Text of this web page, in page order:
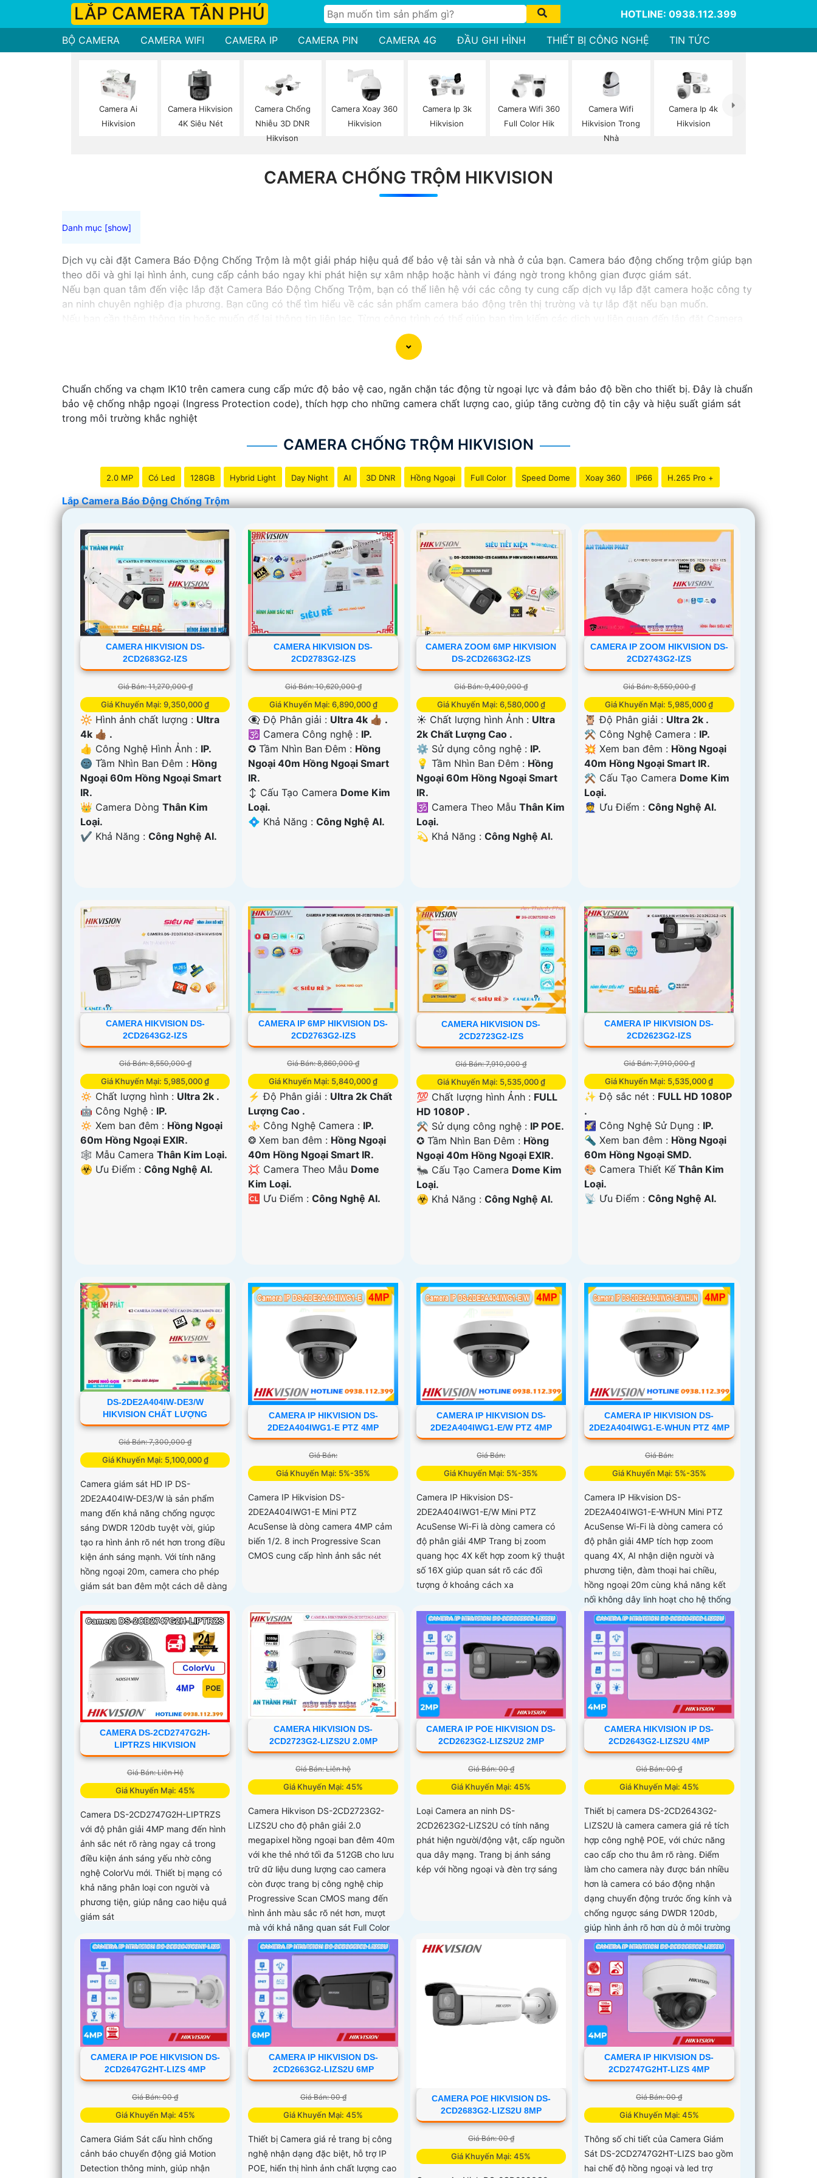
LẮP CAMERA TÂN PHÚ HOTLINE: 0938.112.399
BỘ CAMERA CAMERA WIFI CAMERA IP CAMERA PIN CAMERA 4G ĐẦU GHI HÌNH THIẾT BỊ CÔNG NGHỆ TIN TỨC
Camera Ai
Hikvision
Camera Hikvision
4K Siêu Nét
Camera Chống
Nhiễu 3D DNR
Hikvison
Camera Xoay 360
Hikvision
Camera Ip 3k
Hikvision
Camera Wifi 360
Full Color Hik
Camera Wifi
Hikvision Trong
Nhà
Camera Ip 4k
Hikvision
CAMERA CHỐNG TRỘM HIKVISION
Dịch vụ cài đặt Camera Báo Động Chống Trộm là một giải pháp hiệu quả để bảo vệ tài sản và nhà ở của bạn. Camera báo động chống trộm giúp bạn
theo dõi và ghi lại hình ảnh, cung cấp cảnh báo ngay khi phát hiện sự xâm nhập hoặc hành vi đáng ngờ trong không gian được giám sát.
Nếu bạn quan tâm đến việc lắp đặt Camera Báo Động Chống Trộm, bạn có thể liên hệ với các công ty cung cấp dịch vụ lắp đặt camera hoặc công ty
an ninh chuyên nghiệp địa phương. Bạn cũng có thể tìm hiểu về các sản phẩm camera báo động trên thị trường và tự lắp đặt nếu bạn muốn.
Chuẩn chống va chạm IK10 trên camera cung cấp mức độ bảo vệ cao, ngăn chặn tác động từ ngoại lực và đảm bảo độ bền cho thiết bị. Đây là chuẩn
bảo vệ chống nhập ngoại (Ingress Protection code), thích hợp cho những camera chất lượng cao, giúp tăng cường độ tin cậy và hiệu suất giám sát
trong môi trường khắc nghiệt
CAMERA CHỐNG TRỘM HIKVISION
2.0 MP Có Led 128GB Hybrid Light Day Night AI 3D DNR Hồng Ngoại Full Color Speed Dome Xoay 360 IP66 H.265 Pro +
Lắp Camera Báo Động Chống Trộm
CAMERA HIKVISION DS-
2CD2683G2-IZS
Giá Bán: 11,270,000 ₫
Giá Khuyến Mại: 9,350,000 ₫
🔆 Hình ảnh chất lượng : Ultra
4k 👍🏾 .
👍 Công Nghệ Hình Ảnh : IP.
🌚 Tầm Nhìn Ban Đêm : Hồng
Ngoại 60m Hồng Ngoại Smart
IR.
👑 Camera Dòng Thân Kim
Loại.
️✔️ Khả Năng : Công Nghệ AI.
CAMERA HIKVISION DS-
2CD2783G2-IZS
Giá Bán: 10,620,000 ₫
Giá Khuyến Mại: 6,890,000 ₫
👁️‍🗨 Độ Phân giải : Ultra 4k 👍🏾 .
🕉️ Camera Công nghệ : IP.
✪ Tầm Nhìn Ban Đêm : Hồng
Ngoại 40m Hồng Ngoại Smart
IR.
↕️ Cấu Tạo Camera Dome Kim
Loại.
️💠 Khả Năng :Công Nghệ AI.
CAMERA ZOOM 6MP HIKVISION
DS-2CD2663G2-IZS
Giá Bán: 9,400,000 ₫
Giá Khuyến Mại: 6,580,000 ₫
☀️ Chất lượng hình Ảnh : Ultra
2k Chất Lượng Cao .
⚙ Sử dụng công nghệ : IP.
💡 Tầm Nhìn Ban Đêm : Hồng
Ngoại 60m Hồng Ngoại Smart
IR.
🕉️ Camera Theo Mẫu Thân Kim
Loại.
️💫 Khả Năng : Công Nghệ AI.
CAMERA IP ZOOM HIKVISION DS-
2CD2743G2-IZS
Giá Bán: 8,550,000 ₫
Giá Khuyến Mại: 5,985,000 ₫
🦉 Độ Phân giải : Ultra 2k .
⚒ Công Nghệ Camera : IP.
💥 Xem ban đêm : Hồng Ngoại
40m Hồng Ngoại Smart IR.
⚒ Cấu Tạo Camera Dome Kim
Loại.
️👮 Ưu Điểm :Công Nghệ AI.
CAMERA HIKVISION DS-
2CD2643G2-IZS
Giá Bán: 8,550,000 ₫
Giá Khuyến Mại: 5,985,000 ₫
🔅 Chất lượng hình : Ultra 2k .
🤖️ Công Nghệ : IP.
🔅 Xem ban đêm : Hồng Ngoại
60m Hồng Ngoại EXIR.
🕸️ Mẫu Camera Thân Kim Loại.
️☣️ Ưu Điểm : Công Nghệ AI.
CAMERA IP 6MP HIKVISION DS-
2CD2763G2-IZS
Giá Bán: 8,860,000 ₫
Giá Khuyến Mại: 5,840,000 ₫
️⚡ Độ Phân giải : Ultra 2k Chất
Lượng Cao .
⚜️ Công Nghệ Camera : IP.
❂ Xem ban đêm : Hồng Ngoại
40m Hồng Ngoại Smart IR.
💢 Camera Theo Mẫu Dome
Kim Loại.
️🆑 Ưu Điểm :Công Nghệ AI.
CAMERA HIKVISION DS-
2CD2723G2-IZS
Giá Bán: 7,910,000 ₫
Giá Khuyến Mại: 5,535,000 ₫
💯 Chất lượng hình Ảnh : FULL
HD 1080P .
⚒ Sử dụng công nghệ : IP POE.
✪ Tầm Nhìn Ban Đêm : Hồng
Ngoại 40m Hồng Ngoại EXIR.
🐜 Cấu Tạo Camera Dome Kim
Loại.
️☣️ Khả Năng : Công Nghệ AI.
CAMERA IP HIKVISION DS-
2CD2623G2-IZS
Giá Bán: 7,910,000 ₫
Giá Khuyến Mại: 5,535,000 ₫
✨ Độ sắc nét : FULL HD 1080P
.
🌠 Công Nghệ Sử Dụng : IP.
🔦 Xem ban đêm : Hồng Ngoại
60m Hồng Ngoại SMD.
🎨 Camera Thiết KếThân Kim
Loại.
️📡 Ưu Điểm :Công Nghệ AI.
DS-2DE2A404IW-DE3/W
HIKVISION CHẤT LƯỢNG
Giá Bán: 7,300,000 ₫
Giá Khuyến Mại: 5,100,000 ₫
Camera giám sát HD IP DS-
2DE2A404IW-DE3/W là sản phẩm
mang đến khả năng chống ngược
sáng DWDR 120db tuyệt vời, giúp
tạo ra hình ảnh rõ nét hơn trong điều
kiện ánh sáng mạnh. Với tính năng
hồng ngoại 20m, camera cho phép
giám sát ban đêm một cách dễ dàng
CAMERA IP HIKVISION DS-
2DE2A404IWG1-E PTZ 4MP
Giá Bán:
Giá Khuyến Mại: 5%-35%
Camera IP Hikvision DS-
2DE2A404IWG1-E Mini PTZ
AcuSense là dòng camera 4MP cảm
biến 1/2. 8 inch Progressive Scan
CMOS cung cấp hình ảnh sắc nét
CAMERA IP HIKVISION DS-
2DE2A404IWG1-E/W PTZ 4MP
Giá Bán:
Giá Khuyến Mại: 5%-35%
Camera IP Hikvision DS-
2DE2A404IWG1-E/W Mini PTZ
AcuSense Wi-Fi là dòng camera có
độ phân giải 4MP Trang bị zoom
quang học 4X kết hợp zoom kỹ thuật
số 16X giúp quan sát rõ các đối
tượng ở khoảng cách xa
CAMERA IP HIKVISION DS-
2DE2A404IWG1-E-WHUN PTZ 4MP
Giá Bán:
Giá Khuyến Mại: 5%-35%
Camera IP Hikvision DS-
2DE2A404IWG1-E-WHUN Mini PTZ
AcuSense Wi-Fi là dòng camera có
độ phân giải 4MP tích hợp zoom
quang 4X, AI nhận diện người và
phương tiện, đàm thoại hai chiều,
hồng ngoại 20m cùng khả năng kết
nối không dây linh hoạt cho hệ thống
giám sát hiện đại
CAMERA DS-2CD2747G2H-
LIPTRZS HIKVISION
Giá Bán: Liên Hệ
Giá Khuyến Mại: 45%
Camera DS-2CD2747G2H-LIPTRZS
với độ phân giải 4MP mang đến hình
ảnh sắc nét rõ ràng ngay cả trong
điều kiện ánh sáng yếu nhờ công
nghệ ColorVu mới. Thiết bị mạng có
khả năng phân loại con người và
phương tiện, giúp nâng cao hiệu quả
giám sát
CAMERA HIKVISION DS-
2CD2723G2-LIZS2U 2.0MP
Giá Bán: Liên hệ
Giá Khuyến Mại: 45%
Camera Hikvison DS-2CD2723G2-
LIZS2U cho độ phân giải 2.0
megapixel hồng ngoại ban đêm 40m
với khe thẻ nhớ tối đa 512GB cho lưu
trữ dữ liệu dung lượng cao camera
còn được trang bị công nghệ chip
Progressive Scan CMOS mang đến
hình ảnh màu sắc rõ nét hơn, mượt
mà với khả năng quan sát Full Color
trong khoảng cách 40m vào ban
đêm giúp camera có màu rõ nét như
ban ngày
CAMERA IP POE HIKVISION DS-
2CD2623G2-LIZS2U2 2MP
Giá Bán: 00 ₫
Giá Khuyến Mại: 45%
Loại Camera an ninh DS-
2CD2623G2-LIZS2U có tính năng
phát hiện người/động vật, cấp nguồn
qua dây mạng. Trang bị ánh sáng
kép với hồng ngoại và đèn trợ sáng
CAMERA HIKVISION IP DS-
2CD2643G2-LIZS2U 4MP
Giá Bán: 00 ₫
Giá Khuyến Mại: 45%
Thiết bị camera DS-2CD2643G2-
LIZS2U là camera camera giá rẻ tích
hợp công nghệ POE, với chức năng
cao cấp cho thu âm rõ ràng. Điểm
làm cho camera này được bán nhiều
hơn là camera có báo động nhận
dạng chuyển động trước ống kính và
chống ngược sáng DWDR 120db,
giúp hình ảnh rõ hơn dù ở môi trường
ánh sáng thấp
CAMERA IP POE HIKVISION DS-
2CD2647G2HT-LIZS 4MP
Giá Bán: 00 ₫
Giá Khuyến Mại: 45%
Camera Giám Sát cấu hình chống
cảnh báo chuyển động giả Motion
Detection thông minh, giúp nhận
CAMERA IP HIKVISION DS-
2CD2663G2-LIZS2U 6MP
Giá Bán: 00 ₫
Giá Khuyến Mại: 45%
Thiết bị Camera giá rẻ trang bị công
nghệ nhận dạng đặc biệt, hỗ trợ IP
POE, hiển thị hình ảnh chất lượng cao
CAMERA POE HIKVISION DS-
2CD2683G2-LIZS2U 8MP
Giá Bán: 00 ₫
Giá Khuyến Mại: 45%
CAMERA IP HIKVISION DS-
2CD2747G2HT-LIZS 4MP
Giá Bán: 00 ₫
Giá Khuyến Mại: 45%
Thông số chi tiết của Camera Giám
Sát DS-2CD2747G2HT-LIZS bao gồm
hai chế độ hồng ngoại và led trợ